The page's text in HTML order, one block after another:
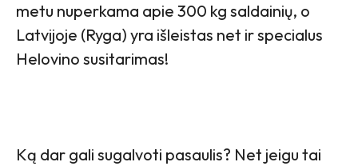
metu nuperkama apie 300 kg saldainių, o
Latvijoje (Ryga) yra išleistas net ir specialus
Helovino susitarimas!
Ką dar gali sugalvoti pasaulis? Net jeigu tai